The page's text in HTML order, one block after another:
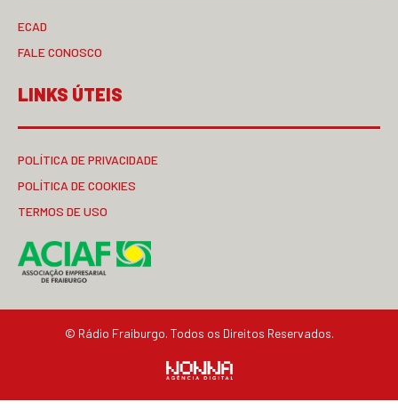
ECAD
FALE CONOSCO
LINKS ÚTEIS
POLÍTICA DE PRIVACIDADE
POLÍTICA DE COOKIES
TERMOS DE USO
© Rádio Fraiburgo. Todos os Direitos Reservados.